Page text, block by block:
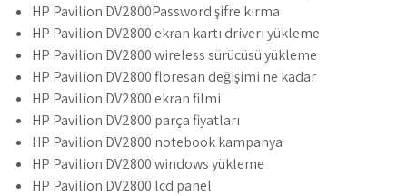
HP Pavilion DV2800Password şifre kırma
HP Pavilion DV2800 ekran kartı driverı yükleme
HP Pavilion DV2800 wireless sürücüsü yükleme
HP Pavilion DV2800 floresan değişimi ne kadar
HP Pavilion DV2800 ekran filmi
HP Pavilion DV2800 parça fiyatları
HP Pavilion DV2800 notebook kampanya
HP Pavilion DV2800 windows yükleme
HP Pavilion DV2800 lcd panel